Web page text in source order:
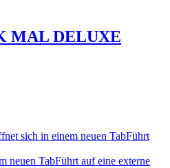
MAL DELUXE
sich in einem neuen TabFührt
neuen TabFührt auf eine externe